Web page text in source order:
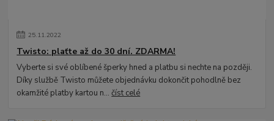
25.11.2022
Twisto: plaťte až do 30 dní. ZDARMA!
Vyberte si své oblíbené šperky hned a platbu si nechte na později.
Díky službě Twisto můžete objednávku dokončit pohodlně bez
okamžité platby kartou n...číst celé